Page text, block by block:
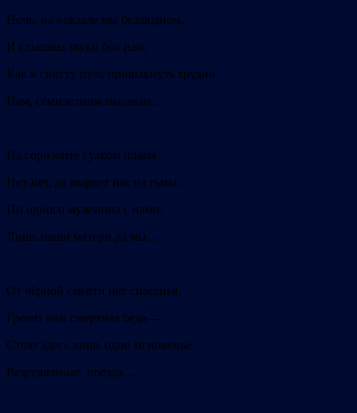
Ночь, на вокзале мы безлюдном,
И слышны звуки боя нам,
Как к свисту пуль привыкнуть трудно
Нам, семилетним пацанам…
На горизонте гулком пламя
Нет-нет, да вырвет нас из тьмы…
Ни одного мужчины с нами,
Лишь наши матери да мы…
От чёрной смерти нет спасенья,
Грозит нам смертная беда—
Стоят здесь лишь одно мгновенье
Разрушенные поезда…